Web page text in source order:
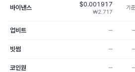
바이낸스 $0.001917
₩2.717
기준
업비트 ─
빗썸 ─
코인원 ─